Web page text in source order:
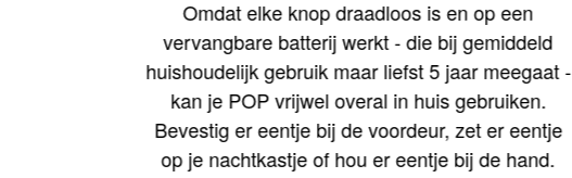
Omdat elke knop draadloos is en op een
vervangbare batterij werkt - die bij gemiddeld
huishoudelijk gebruik maar liefst 5 jaar meegaat -
kan je POP vrijwel overal in huis gebruiken.
Bevestig er eentje bij de voordeur, zet er eentje
op je nachtkastje of hou er eentje bij de hand.